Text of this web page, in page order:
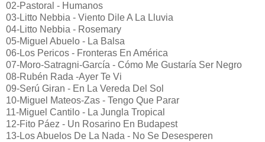
02-Pastoral - Humanos
03-Litto Nebbia - Viento Dile A La Lluvia
04-Litto Nebbia - Rosemary
05-Miguel Abuelo - La Balsa
06-Los Pericos - Fronteras En América
07-Moro-Satragni-García - Cómo Me Gustaría Ser Negro
08-Rubén Rada -Ayer Te Vi
09-Serú Giran - En La Vereda Del Sol
10-Miguel Mateos-Zas - Tengo Que Parar
11-Miguel Cantilo - La Jungla Tropical
12-Fito Páez - Un Rosarino En Budapest
13-Los Abuelos De La Nada - No Se Desesperen